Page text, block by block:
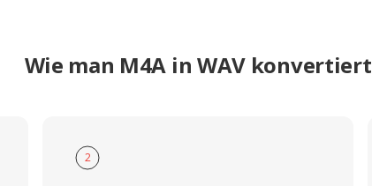
Wie man M4A in WAV konvertiert
2